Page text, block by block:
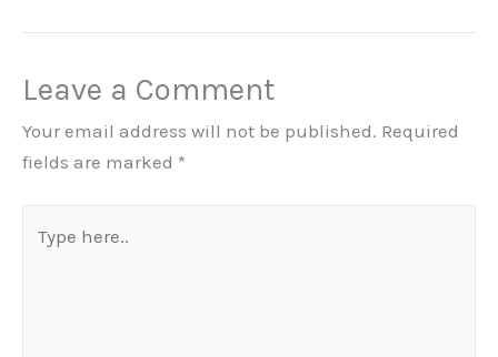
Leave a Comment
Your email address will not be published. Required
fields are marked *
here..